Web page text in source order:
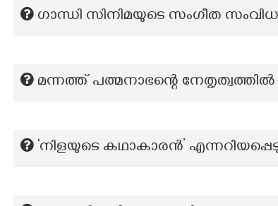
ഗാന്ധി സിനിമയുടെ സംഗീത
മന്നത്ത് പത്മനാഭന്റെ
‘നിളയുടെ കഥാകാരൻ’